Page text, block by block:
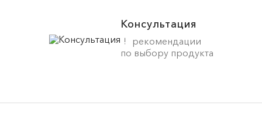
Консультация
рекомендации
по выбору продукта